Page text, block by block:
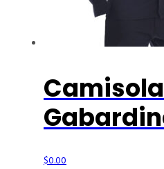
Camisola
$0.00